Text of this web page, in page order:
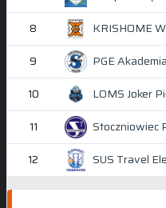
8 KRISHOME
9 PGE
10 LOMS Joker
11 Stoczniowiec
12 SUS Travel